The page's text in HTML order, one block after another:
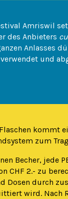
Amriswil
des Anbieters
Anlasses
und
kommt
zum
Becher, jede
CHF 2.- zu
Dosen durch
wird. Nach